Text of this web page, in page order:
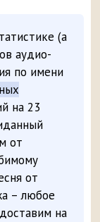
(а
аудио-
по имени
на 23
от
от
– любое
на